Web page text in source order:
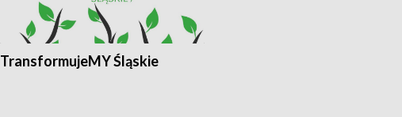
TransformujeMY Śląskie